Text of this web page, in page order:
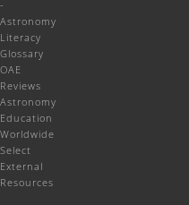
-
Astronomy
Literacy
Glossary
OAE
Reviews
Astronomy
Education
Worldwide
Select
External
Resources